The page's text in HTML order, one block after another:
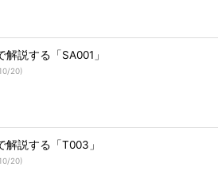
解説する「SA001」
20)
解説する「T003」
20)